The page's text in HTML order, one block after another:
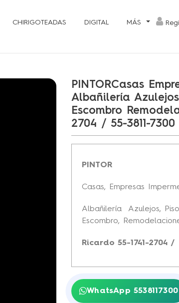
CHIRIGOTEADAS DIGITAL MÁS
PINTORCasas
Albañilería
Escombro
2704 / 55-3811-7300
PINTOR
Casas, Empresas
Albañilería Azulejos,
Escombro,
Ricardo 55-1741-2704 /
WhatsApp 5538117300